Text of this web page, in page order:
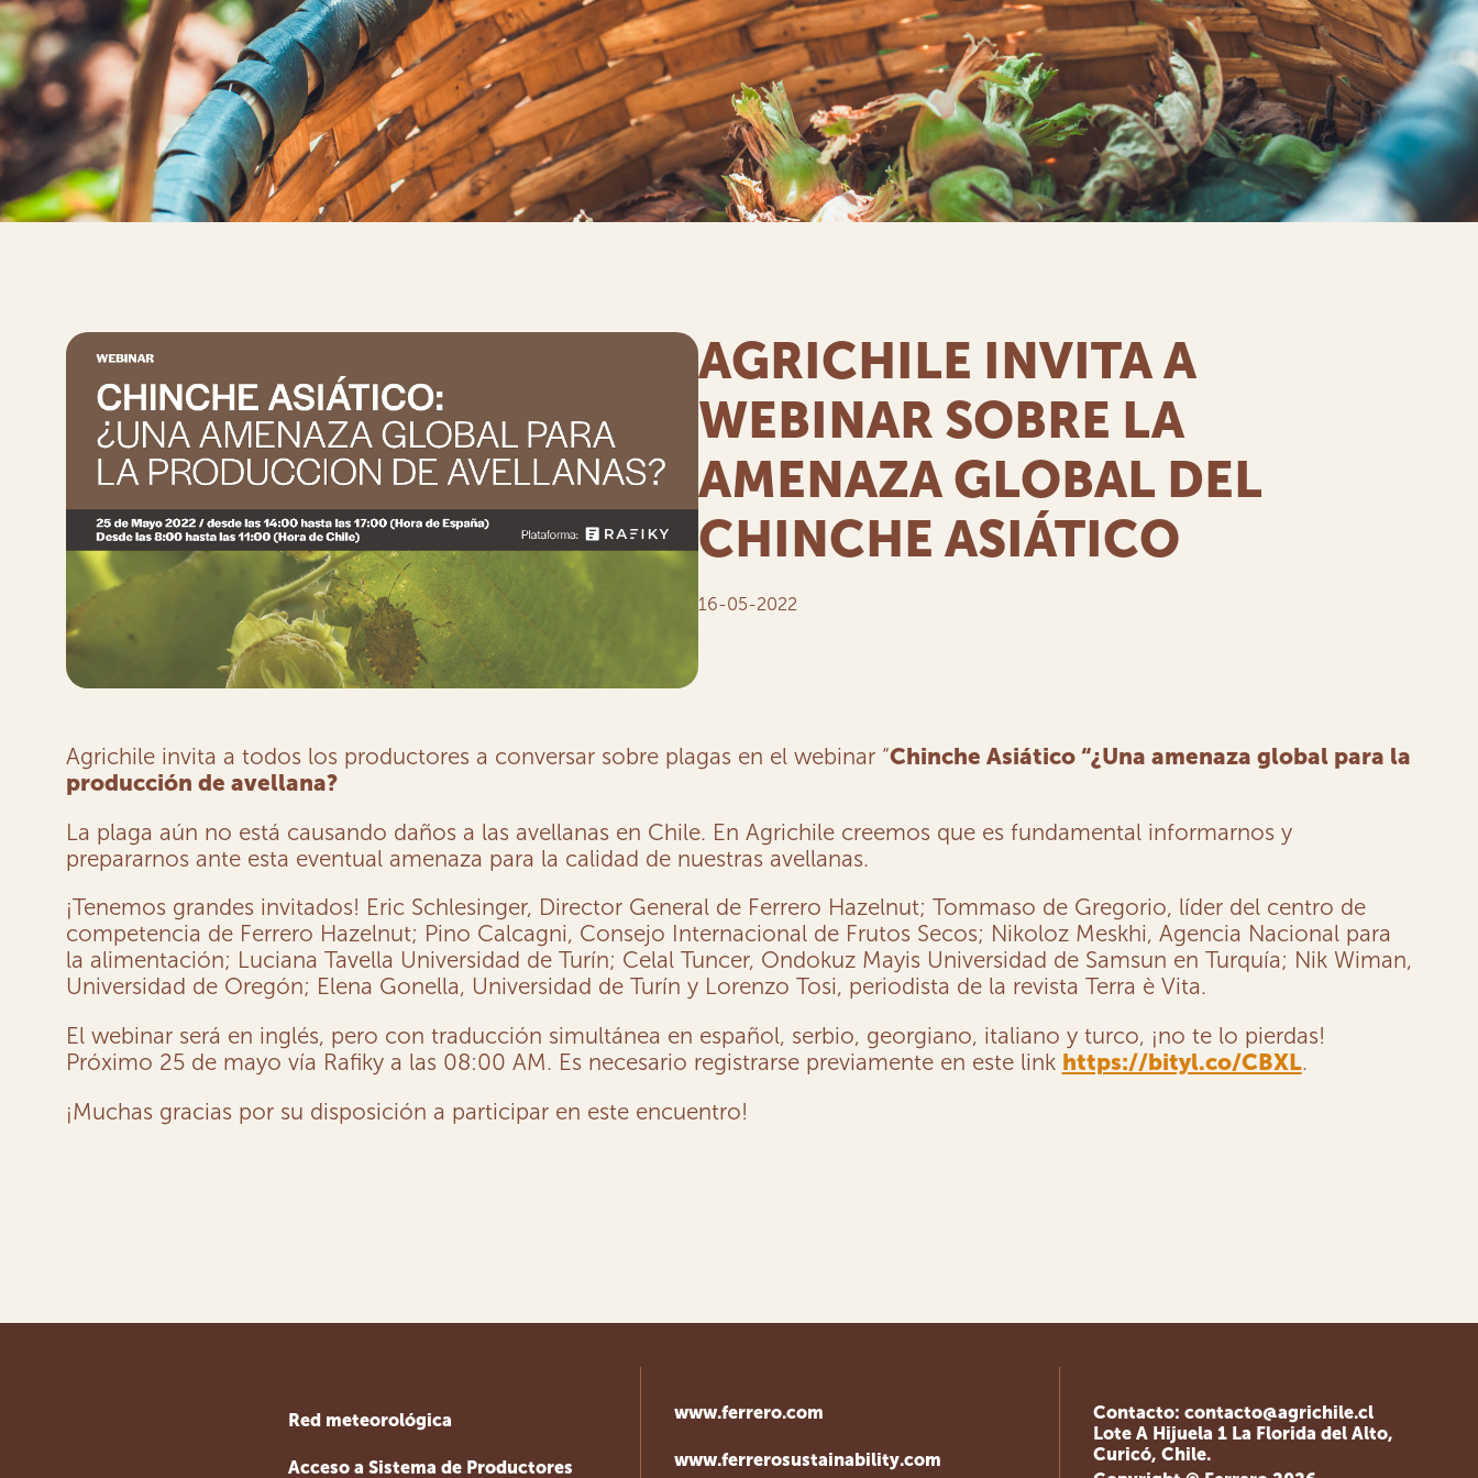
AGRICHILE INVITA A
WEBINAR SOBRE LA
AMENAZA GLOBAL DEL
CHINCHE ASIÁTICO
16-05-2022
Agrichile invita a todos los productores a conversar sobre plagas en el webinar “Chinche Asiático “¿Una amenaza global para la
producción de avellana?
La plaga aún no está causando daños a las avellanas en Chile. En Agrichile creemos que es fundamental informarnos y
prepararnos ante esta eventual amenaza para la calidad de nuestras avellanas.
¡Tenemos grandes invitados! Eric Schlesinger, Director General de Ferrero Hazelnut; Tommaso de Gregorio, líder del centro de
competencia de Ferrero Hazelnut; Pino Calcagni, Consejo Internacional de Frutos Secos; Nikoloz Meskhi, Agencia Nacional para
la alimentación; Luciana Tavella Universidad de Turín; Celal Tuncer, Ondokuz Mayis Universidad de Samsun en Turquía; Nik Wiman,
Universidad de Oregón; Elena Gonella, Universidad de Turín y Lorenzo Tosi, periodista de la revista Terra è Vita.
El webinar será en inglés, pero con traducción simultánea en español, serbio, georgiano, italiano y turco, ¡no te lo pierdas!
Próximo 25 de mayo vía Rafiky a las 08:00 AM. Es necesario registrarse previamente en este link https://bityl.co/CBXL.
¡Muchas gracias por su disposición a participar en este encuentro!
Red meteorológica
Acceso a Sistema de Productores
www.ferrero.com
www.ferrerosustainability.com
Contacto: contacto@agrichile.cl
Lote A Hijuela 1 La Florida del Alto,
Curicó, Chile.